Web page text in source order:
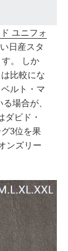
ユニフォ
日産スタ
。 しか
比較にな
ルト・マ
場合が、
ビド・
3位を果
ンズリー